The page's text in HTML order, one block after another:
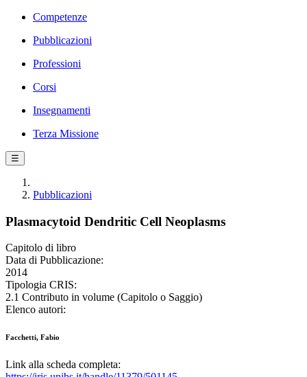
Competenze
Pubblicazioni
Professioni
Corsi
Insegnamenti
Terza Missione
☰
Pubblicazioni
Plasmacytoid Dendritic Cell Neoplasms
Capitolo di libro
Data di Pubblicazione:
2014
Tipologia CRIS:
2.1 Contributo in volume (Capitolo o Saggio)
Elenco autori:
Facchetti, Fabio
Link alla scheda completa: